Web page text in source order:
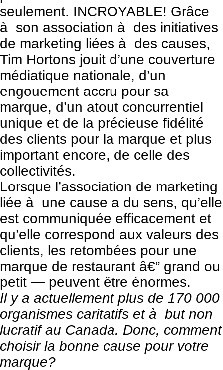
seulement. INCROYABLE! Grâce
à son association à des initiatives
de marketing liées à des causes,
Tim Hortons jouit d’une couverture
médiatique nationale, d’un
engouement accru pour sa
marque, d’un atout concurrentiel
unique et de la précieuse fidélité
des clients pour la marque et plus
important encore, de celle des
collectivités.
Lorsque l’association de marketing
liée à une cause a du sens, qu’elle
est communiquée efficacement et
qu’elle correspond aux valeurs des
clients, les retombées pour une
marque de restaurant â€” grand ou
petit — peuvent être énormes.
Il y a actuellement plus de 170 000
organismes caritatifs et à but non
lucratif au Canada. Donc, comment
choisir la bonne cause pour votre
marque?